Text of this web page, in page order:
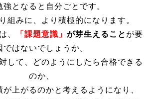
強となると自分ごとです。
組みに、より積極的になります。
、
「課題意識」が芽生えること が要
ではないでしょうか。
して、どのようにしたら合格できる
のか、
が上がるのかと考えるようになり、